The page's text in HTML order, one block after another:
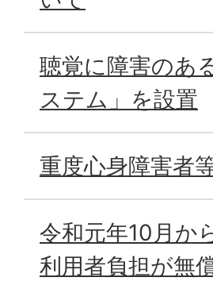
聴覚に障害のあ
ステム」を設置
重度心身障害者
令和元年10月か
利用者負担が無